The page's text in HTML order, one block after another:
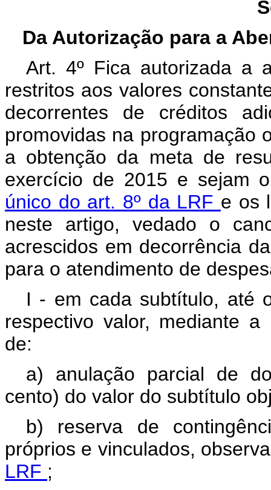
Da Autorização para a
Art. 4º Fica autorizada a
restritos aos valores
decorrentes de créditos
promovidas na programação
a obtenção da meta de
exercício de 2015 e sejam
único do art. 8º da LRF e os
neste artigo, vedado o
acrescidos em decorrência
para o atendimento de
I - em cada subtítulo, até
respectivo valor, mediante
de:
a) anulação parcial de
cento) do valor do subtítulo
b) reserva de
próprios e vinculados,
LRF ;